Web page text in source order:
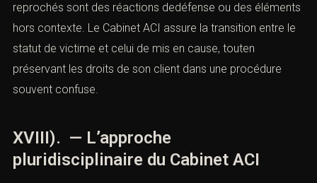
reprochés sont des réactions dedéfense ou des éléments
hors contexte. Le Cabinet ACI assure la transition entre le
statut de victime et celui de mis en cause, touten
préservant les droits de son client dans une procédure
souvent confuse.
XVIII). — L’approche
pluridisciplinaire du Cabinet ACI